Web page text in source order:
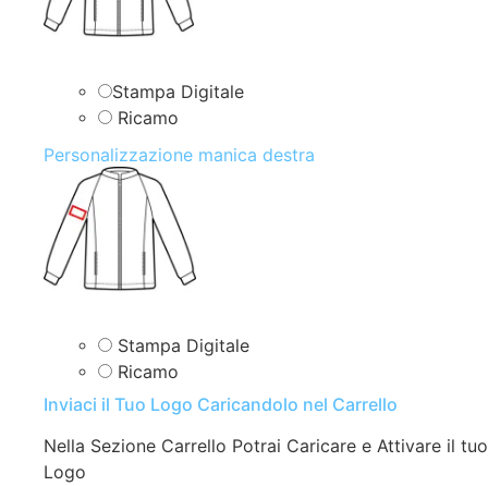
Stampa Digitale
Ricamo
Personalizzazione manica destra
Stampa Digitale
Ricamo
Inviaci il Tuo Logo Caricandolo nel Carrello
Nella Sezione Carrello Potrai Caricare e Attivare il tuo
Logo